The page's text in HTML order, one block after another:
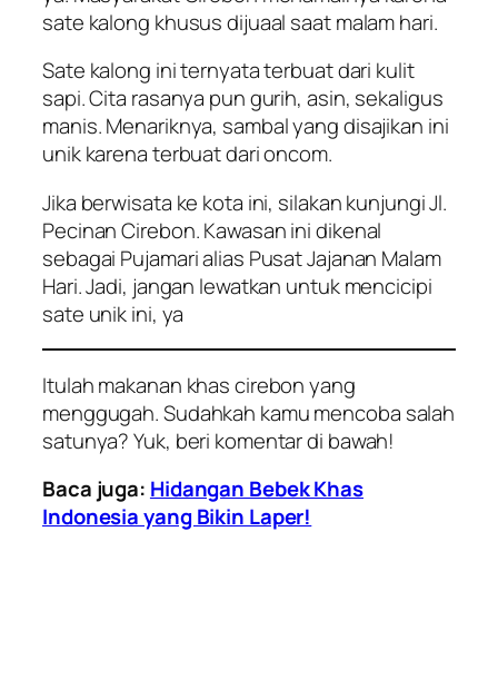
sate kalong khusus dijuaal saat malam hari.
Sate kalong ini ternyata terbuat dari kulit
sapi. Cita rasanya pun gurih, asin, sekaligus
manis. Menariknya, sambal yang disajikan ini
unik karena terbuat dari oncom.
Jika berwisata ke kota ini, silakan kunjungi Jl.
Pecinan Cirebon. Kawasan ini dikenal
sebagai Pujamari alias Pusat Jajanan Malam
Hari. Jadi, jangan lewatkan untuk mencicipi
sate unik ini, ya
Itulah makanan khas cirebon yang
menggugah. Sudahkah kamu mencoba salah
satunya? Yuk, beri komentar di bawah!
Baca juga: Hidangan Bebek Khas
Indonesia yang Bikin Laper!